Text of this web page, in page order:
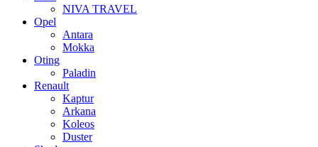
NIVA TRAVEL
Opel
Antara
Mokka
Oting
Paladin
Renault
Kaptur
Arkana
Koleos
Duster